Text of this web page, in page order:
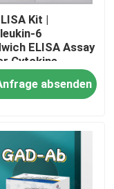
Kit |
6
ELISA Assay
Cytokine
Detection
Samples,
Plasma, Cell
absenden